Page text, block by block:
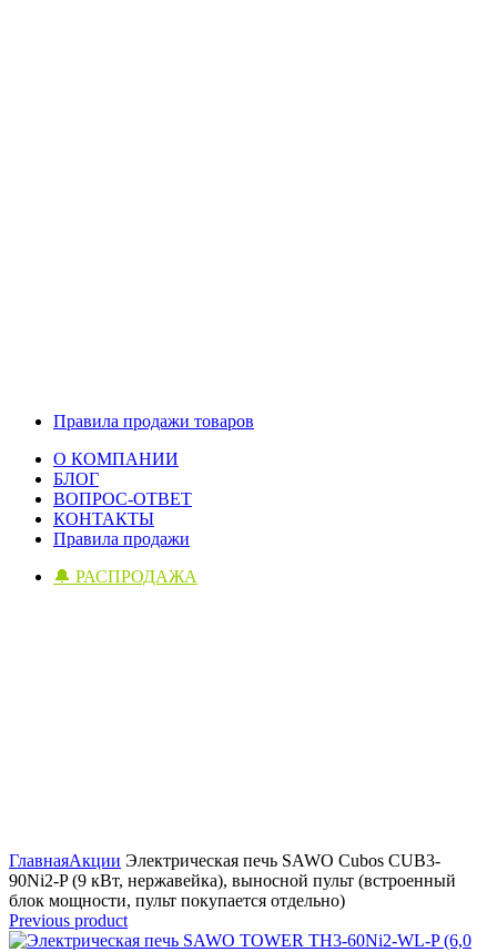
Правила продажи товаров
О КОМПАНИИ
БЛОГ
ВОПРОС-ОТВЕТ
КОНТАКТЫ
Правила продажи
🔔 РАСПРОДАЖА
ГлавнаяАкции Электрическая печь SAWO Cubos CUB3-
90Ni2-P (9 кВт, нержавейка), выносной пульт (встроенный
блок мощности, пульт покупается отдельно)
Previous product